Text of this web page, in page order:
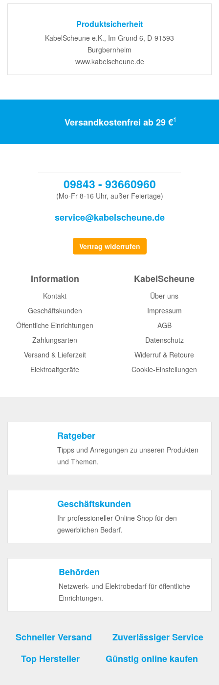
Produktsicherheit
KabelScheune e.K., Im Grund 6, D-91593
Burgbernheim
www.kabelscheune.de
Versandkostenfrei ab 29 €1
09843 - 93660960
(Mo-Fr 8-16 Uhr, außer Feiertage)
service@kabelscheune.de
Vertrag widerrufen
Information
Kontakt
Geschäftskunden
Öffentliche Einrichtungen
Zahlungsarten
Versand & Lieferzeit
Elektroaltgeräte
KabelScheune
Über uns
Impressum
AGB
Datenschutz
Widerruf & Retoure
Cookie-Einstellungen
Ratgeber
Tipps und Anregungen zu unseren Produkten
und Themen.
Geschäftskunden
Ihr professioneller Online Shop für den
gewerblichen Bedarf.
Behörden
Netzwerk- und Elektrobedarf für öffentliche
Einrichtungen.
Schneller Versand
Zuverlässiger Service
Top Hersteller
Günstig online kaufen